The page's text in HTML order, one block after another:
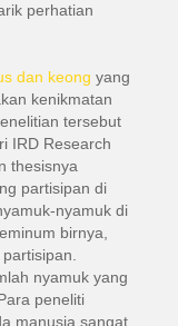
perhatian
dan keong yang
kenikmatan
tersebut
IRD Research
thesisnya
partisipan di
nyamuk di
birnya,
nyamuk yang
peneliti
manusia sangat